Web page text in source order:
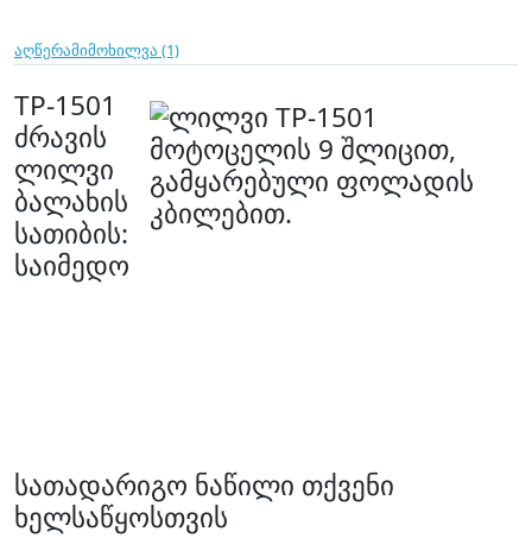
აღწერამიმოხილვა (1)
TP-1501
ძრავის
ლილვი
ბალახის
სათიბის:
საიმედო
სათადარიგო ნაწილი თქვენი
ხელსაწყოსთვის